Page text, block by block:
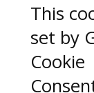
This
set by
Cookie